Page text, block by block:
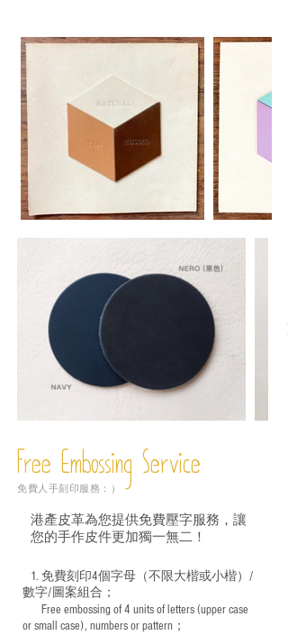
Free Embossing Service
免費人手刻印服務：）
港產皮革為您提供免費壓字服務，讓
您的手作皮件更加獨一無二！
1. 免費刻印4個字母（不限大楷或小楷）/
數字/圖案組合；
Free embossing of 4 units of letters (upper case
or small case), numbers or pattern；